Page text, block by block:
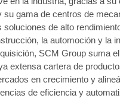
su gama de centros de
soluciones de alto
la automoción y la
SCM Group suma
extensa cartera de
en crecimiento y
de eficiencia y